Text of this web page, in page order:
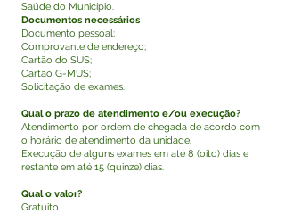
Saúde do Município.
Documentos necessários
Documento pessoal;
Comprovante de endereço;
Cartão do SUS;
Cartão G-MUS;
Solicitação de exames.
Qual o prazo de atendimento e/ou execução?
Atendimento por ordem de chegada de acordo com
o horário de atendimento da unidade.
Execução de alguns exames em até 8 (oito) dias e
restante em até 15 (quinze) dias.
Qual o valor?
Gratuito